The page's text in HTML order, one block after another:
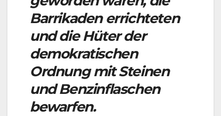
Barrikaden errichteten
und die Hüter der
demokratischen
Ordnung mit Steinen
und Benzinflaschen
bewarfen.